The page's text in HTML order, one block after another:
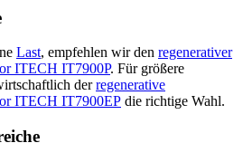
Last, empfehlen wir den regenerativer
ITECH IT7900P. Für größere
derregenerative
ITECH IT7900EP die richtige Wahl.